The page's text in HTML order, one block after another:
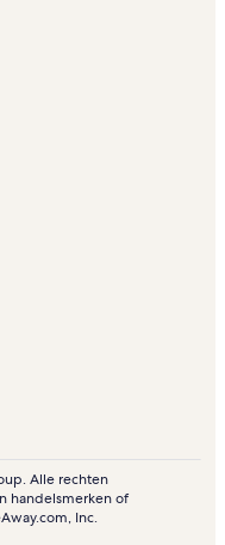
Alle rechten
handelsmerken of
Inc.